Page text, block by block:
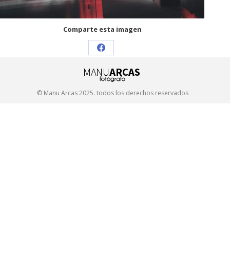
Comparte esta imagen
Share
on
Facebook
© Manu Arcas 2025. todos los derechos reservados